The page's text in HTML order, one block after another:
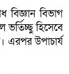
বিজ্ঞান বিভাগ
ভর্তিচ্ছু হিসেবে
এরপর উপাচার্য